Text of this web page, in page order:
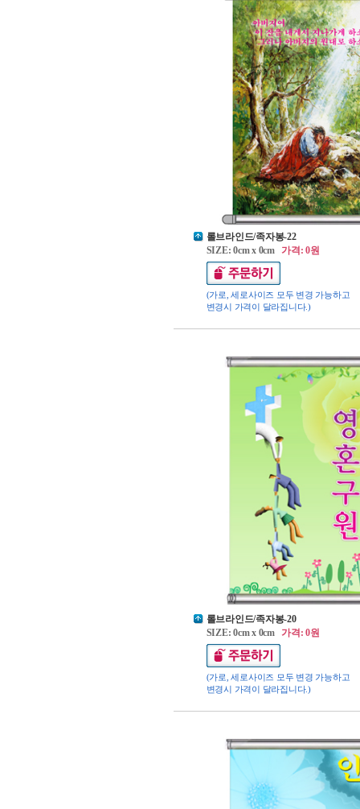
롤브라인드/족자봉-22
SIZE: 0cm x 0cm가격: 0원
(가로, 세로사이즈 모두 변경 가능하고
변경시 가격이 달라집니다.)
롤브라인드/족자봉-20
SIZE: 0cm x 0cm가격: 0원
(가로, 세로사이즈 모두 변경 가능하고
변경시 가격이 달라집니다.)